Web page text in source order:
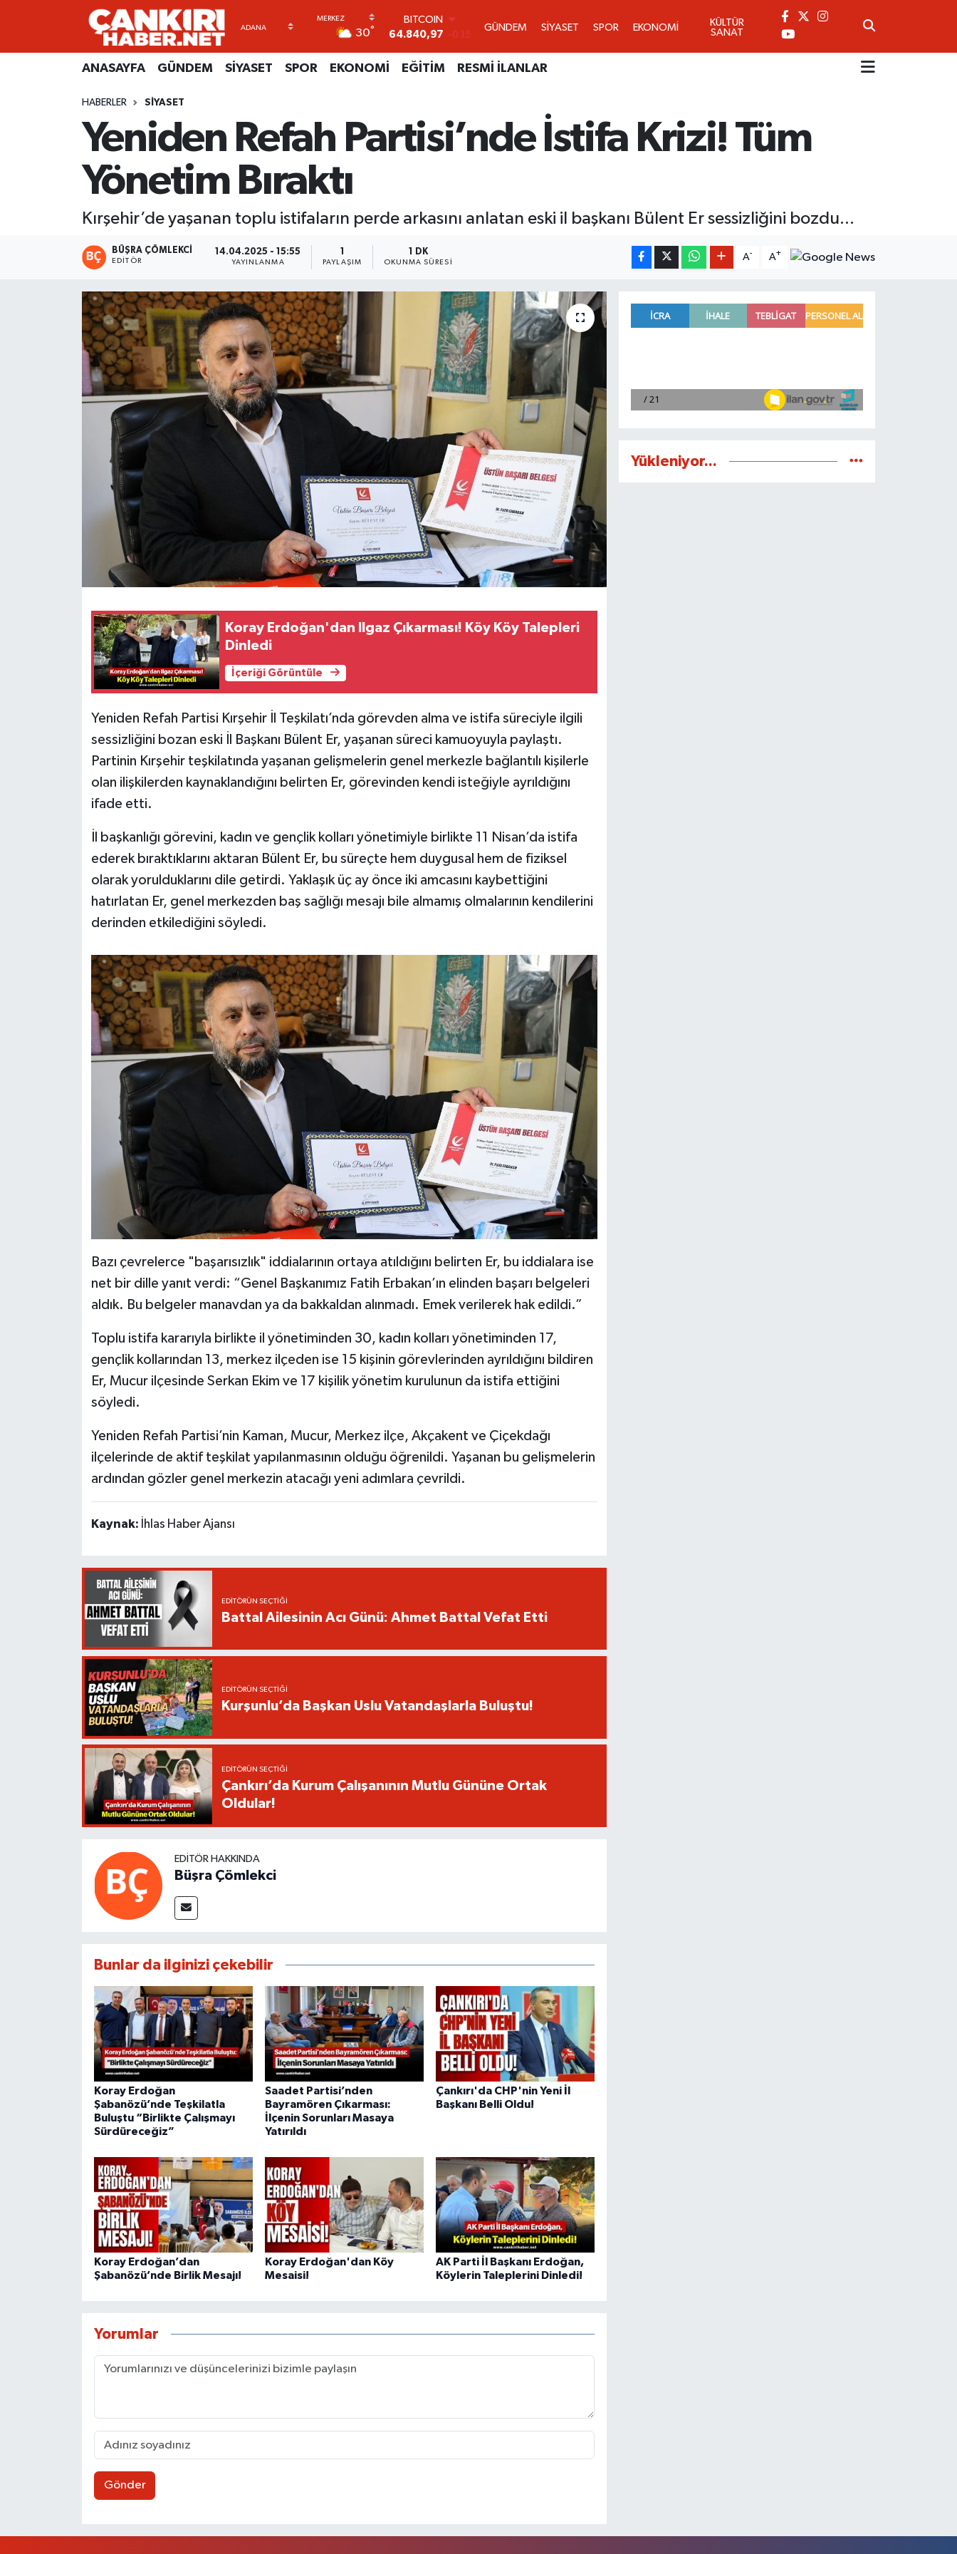
30°
DOLAR
47,7436
0.18
55,2510 0.32
6660.55
0
BİST100
13.779
-14
GÜNDEM SİYASET SPOR EKONOMİ
KÜLTÜR
SANAT
ANASAYFA GÜNDEM SİYASET SPOR EKONOMİ EĞİTİM RESMİ İLANLAR
HABERLER SİYASET
Yeniden Refah Partisi’nde İstifa Krizi! Tüm
Yönetim Bıraktı
Kırşehir’de yaşanan toplu istifaların perde arkasını anlatan eski il başkanı Bülent Er sessizliğini bozdu...
BÜŞRA ÇÖMLEKCI
EDITÖR
14.04.2025 - 15:55
YAYINLANMA PAYLAŞIM
1 DK
OKUNMA SÜRESI
A- A+
Koray Erdoğan'dan Ilgaz Çıkarması! Köy Köy Talepleri
Dinledi
İçeriği Görüntüle
Yeniden Refah Partisi Kırşehir İl Teşkilatı’nda görevden alma ve istifa süreciyle ilgili
sessizliğini bozan eski İl Başkanı Bülent Er, yaşanan süreci kamuoyuyla paylaştı.
Partinin Kırşehir teşkilatında yaşanan gelişmelerin genel merkezle bağlantılı kişilerle
olan ilişkilerden kaynaklandığını belirten Er, görevinden kendi isteğiyle ayrıldığını
ifade etti.
İl başkanlığı görevini, kadın ve gençlik kolları yönetimiyle birlikte 11 Nisan’da istifa
ederek bıraktıklarını aktaran Bülent Er, bu süreçte hem duygusal hem de fiziksel
olarak yorulduklarını dile getirdi. Yaklaşık üç ay önce iki amcasını kaybettiğini
hatırlatan Er, genel merkezden baş sağlığı mesajı bile almamış olmalarının kendilerini
derinden etkilediğini söyledi.
Bazı çevrelerce "başarısızlık" iddialarının ortaya atıldığını belirten Er, bu iddialara ise
net bir dille yanıt verdi: “Genel Başkanımız Fatih Erbakan’ın elinden başarı belgeleri
aldık. Bu belgeler manavdan ya da bakkaldan alınmadı. Emek verilerek hak edildi.”
Toplu istifa kararıyla birlikte il yönetiminden 30, kadın kolları yönetiminden 17,
gençlik kollarından 13, merkez ilçeden ise 15 kişinin görevlerinden ayrıldığını bildiren
Er, Mucur ilçesinde Serkan Ekim ve 17 kişilik yönetim kurulunun da istifa ettiğini
söyledi.
Yeniden Refah Partisi’nin Kaman, Mucur, Merkez ilçe, Akçakent ve Çiçekdağı
ilçelerinde de aktif teşkilat yapılanmasının olduğu öğrenildi. Yaşanan bu gelişmelerin
ardından gözler genel merkezin atacağı yeni adımlara çevrildi.
Kaynak: İhlas Haber Ajansı
EDITÖRÜN SEÇTIĞI
Battal Ailesinin Acı Günü: Ahmet Battal Vefat Etti
EDITÖRÜN SEÇTIĞI
Kurşunlu’da Başkan Uslu Vatandaşlarla Buluştu!
EDITÖRÜN SEÇTIĞI
Çankırı’da Kurum Çalışanının Mutlu Gününe Ortak
Oldular!
EDITÖR HAKKINDA
Büşra Çömlekci
Bunlar da ilginizi çekebilir
Koray Erdoğan
Şabanözü’nde Teşkilatla
Buluştu “Birlikte Çalışmayı
Sürdüreceğiz”
Saadet Partisi’nden
Bayramören Çıkarması:
İlçenin Sorunları Masaya
Yatırıldı
Çankırı'da CHP'nin Yeni İl
Başkanı Belli Oldu!
Koray Erdoğan’dan
Şabanözü’nde Birlik Mesajı!
Koray Erdoğan'dan Köy
Mesaisi!
AK Parti İl Başkanı Erdoğan,
Köylerin Taleplerini Dinledi!
Yorumlar
Gönder
Yükleniyor...
ANASAYFA
SİYASET
RESMİ İLANLAR
Künye
Gizlilik Sözleşmesi
BİYOGRAFİLER
GÜNDEM
kimdir-nedir-nasil
KÜLTÜR SANAT
MAGAZİN
VİZYONDAKİLER
Merkez Hava Durumu
Süper Lig Puan Durumu ve Fikstür
Tüm Manşetler